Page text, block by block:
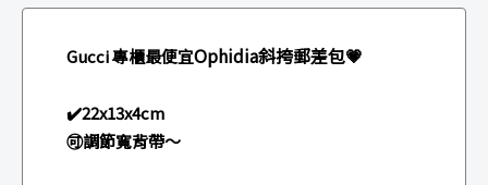
Gucci 專櫃最便宜Ophidia斜挎郵差包💗
✔️22x13x4cm
🉑調節寬背帶～